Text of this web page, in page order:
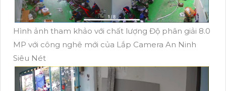
Hình ảnh tham khảo với chất lượng Độ phân giải 8.0
MP với công nghê mới của Lắp Camera An Ninh
Siêu Nét